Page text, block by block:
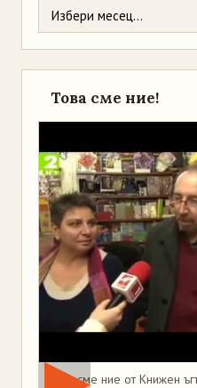
Това сме ние!
Това сме ние от Книжен